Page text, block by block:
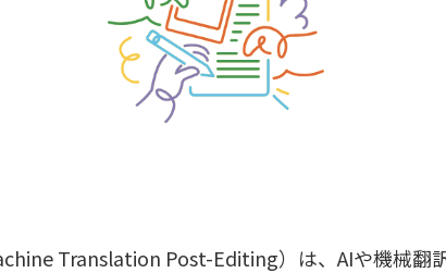
Translation Post-Editing）は、AIや機械翻